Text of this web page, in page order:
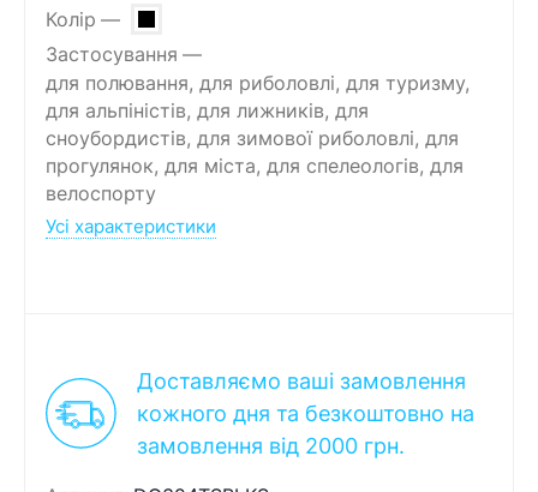
Колір
Застосування
для полювання, для риболовлі, для туризму,
для альпіністів, для лижників, для
сноубордистів, для зимової риболовлі, для
прогулянок, для міста, для спелеологів, для
велоспорту
Усі характеристики
Доставляємо ваші замовлення
кожного дня та безкоштовно на
замовлення від 2000 грн.